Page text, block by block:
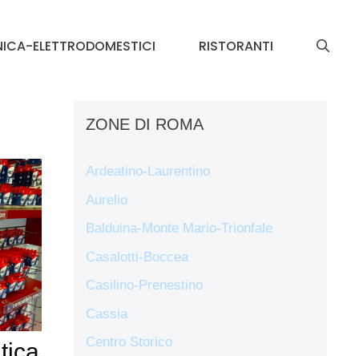
ELETTRODOMESTICI RISTORANTI
ZONE DI ROMA
Ardeatino-Laurentino
Aurelio
Balduina-Monte Mario-Trionfale
Casalotti-Boccea
Casilino-Prenestino
Cassia
Centro Storico